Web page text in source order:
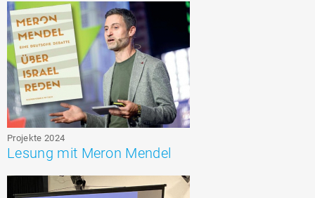
Projekte 2024
Lesung mit Meron Mendel